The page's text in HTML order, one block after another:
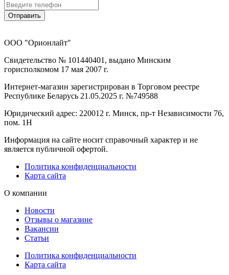
Отправить
ООО "Орионлайт"
Свидетельство № 101440401, выдано Минским
горисполкомом 17 мая 2007 г.
Интернет-магазин зарегистрирован в Торговом реестре
Республике Беларусь 21.05.2025 г. №749588
Юридический адрес: 220012 г. Минск, пр-т Независимости 76,
пом. 1Н
Информация на сайте носит справочный характер и не
является публичной офертой.
Политика конфиденциальности
Карта сайта
О компании
Новости
Отзывы о магазине
Вакансии
Статьи
Политика конфиденциальности
Карта сайта